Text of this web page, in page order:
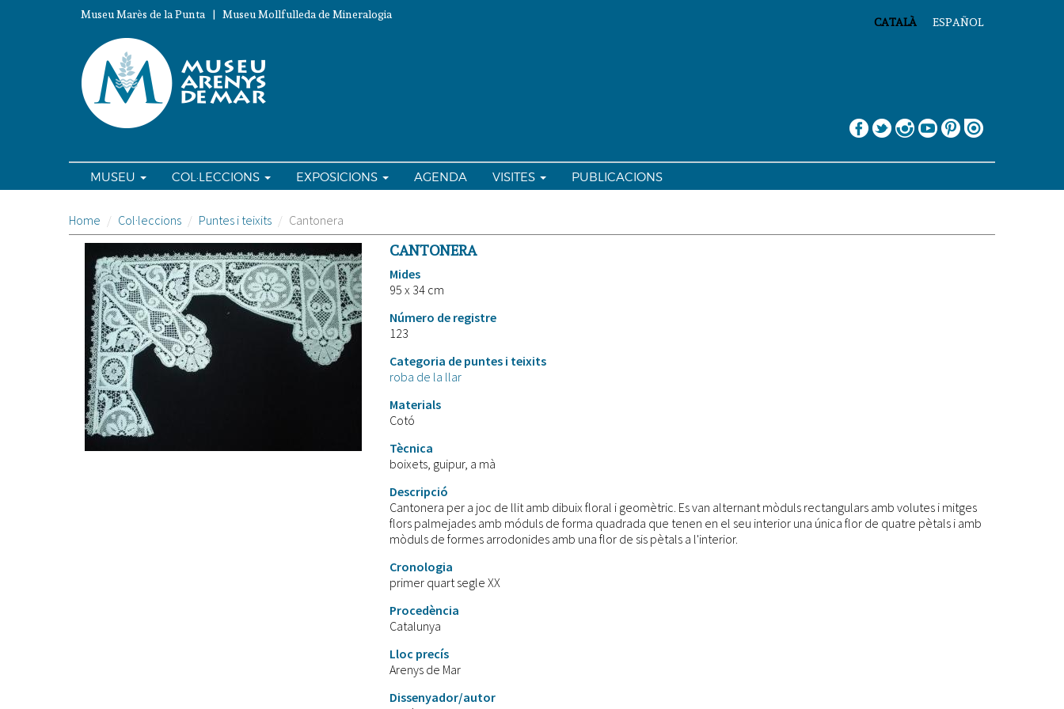
ESPAÑOL
CATALÀ
Museu Marès de la Punta | Museu Mollfulleda de Mineralogia
MUSEU COL·LECCIONS EXPOSICIONS AGENDA VISITES PUBLICACIONS
Home Col·leccions Puntes i teixits Cantonera
CANTONERA
Mides
95 x 34 cm
Número de registre
123
Categoria de puntes i teixits
roba de la llar
Materials
Cotó
Tècnica
boixets, guipur, a mà
Descripció
Cantonera per a joc de llit amb dibuix floral i geomètric. Es van alternant mòduls rectangulars amb volutes i mitges
flors palmejades amb móduls de forma quadrada que tenen en el seu interior una única flor de quatre pètals i amb
mòduls de formes arrodonides amb una flor de sis pètals a l'interior.
Cronologia
primer quart segle XX
Procedència
Catalunya
Lloc precís
Arenys de Mar
Dissenyador/autor